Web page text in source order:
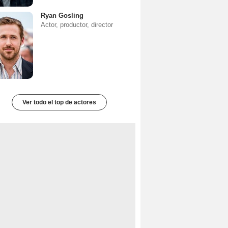
Ryan Gosling
Actor, productor, director
Ver todo el top de actores